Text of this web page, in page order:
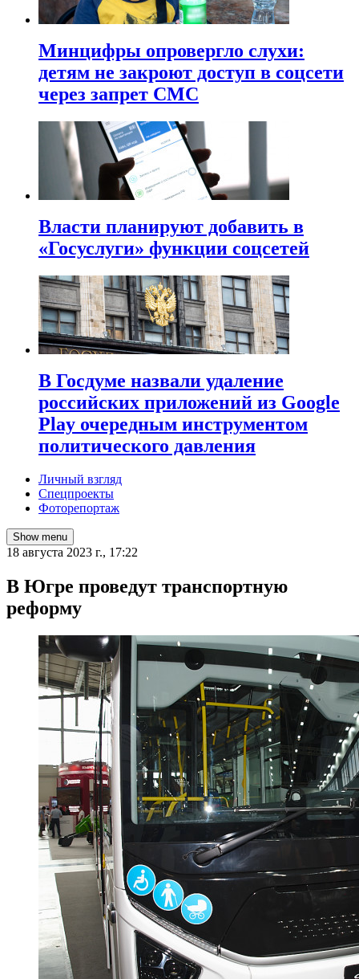
Минцифры опровергло слухи:
детям не закроют доступ в соцсети
через запрет СМС
Власти планируют добавить в
«Госуслуги» функции соцсетей
В Госдуме назвали удаление
российских приложений из Google
Play очередным инструментом
политического давления
Личный взгляд
Спецпроекты
Фоторепортаж
Show menu
18 августа 2023 г., 17:22
В Югре проведут транспортную
реформу